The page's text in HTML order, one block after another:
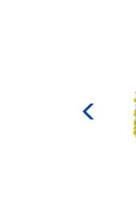
культуры
Российской